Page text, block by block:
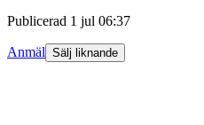
Publicerad 1 jul 06:37
Anmäl Sälj liknande